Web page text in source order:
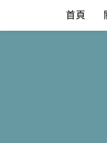
content
首頁